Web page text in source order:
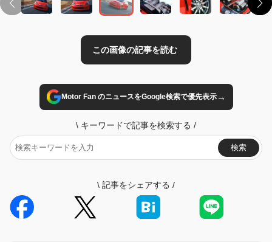
Motor Fan のニュースをGoogle検索で優先表示→
\ キーワードで記事を検索する /
検索
\ 記事をシェアする /